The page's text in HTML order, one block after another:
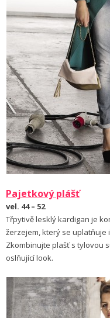
Pajetkový plášť
vel. 44 – 52
Třpytivě lesklý kardigan je
žerzejem, který se uplatňuje
Zkombinujte plašť s tylovou
oslňující look.